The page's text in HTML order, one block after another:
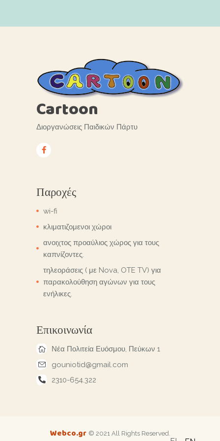
Cartoon
Διοργανώσεις Παιδικών Πάρτυ
Παροχές
wi-fi
κλιματιζομενοι χώροι
ανοιχτος προαύλιος χώρος για τους
καπνίζοντες.
τηλεοράσεις ( με Nova, OTE TV) για
παρακολούθηση αγώνων για τους
ενήλικες.
Επικοινωνία
Νέα Πολιτεία Ευόσμου, Πεύκων 1
gouniotid@gmail.com
2310-654.322
Webco.gr © 2021 All Rights Reserved.